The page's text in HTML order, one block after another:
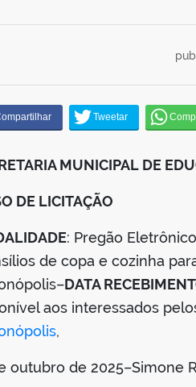
MUNICIPAL DE
DE LICITAÇÃO
: Pregão
de copa e cozinha
DATA
aos interessados
,
outubro de 2025–Simone